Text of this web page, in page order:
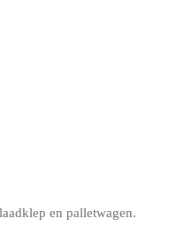
en palletwagen.